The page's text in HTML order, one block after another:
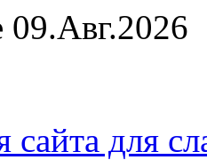
09.Авг.2026
сайта для